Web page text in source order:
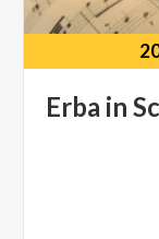
Erba in